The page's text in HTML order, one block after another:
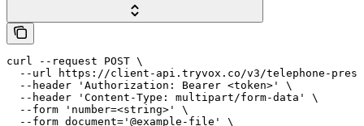
curl --request POST \
--url https://client-api.tryvox.co/v3/telephone-
  --header 'Authorization: Bearer <token>' \
  --header 'Content-Type: multipart/form-data' \
  --form 'number=<string>' \
  --form document='@example-file' \